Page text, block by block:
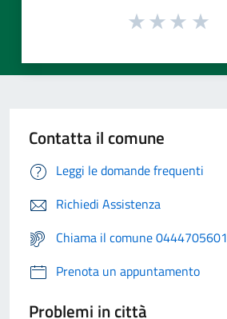
Contatta il comune
Leggi le domande frequenti
Richiedi Assistenza
Chiama il comune 0444705601
Prenota un appuntamento
Problemi in città